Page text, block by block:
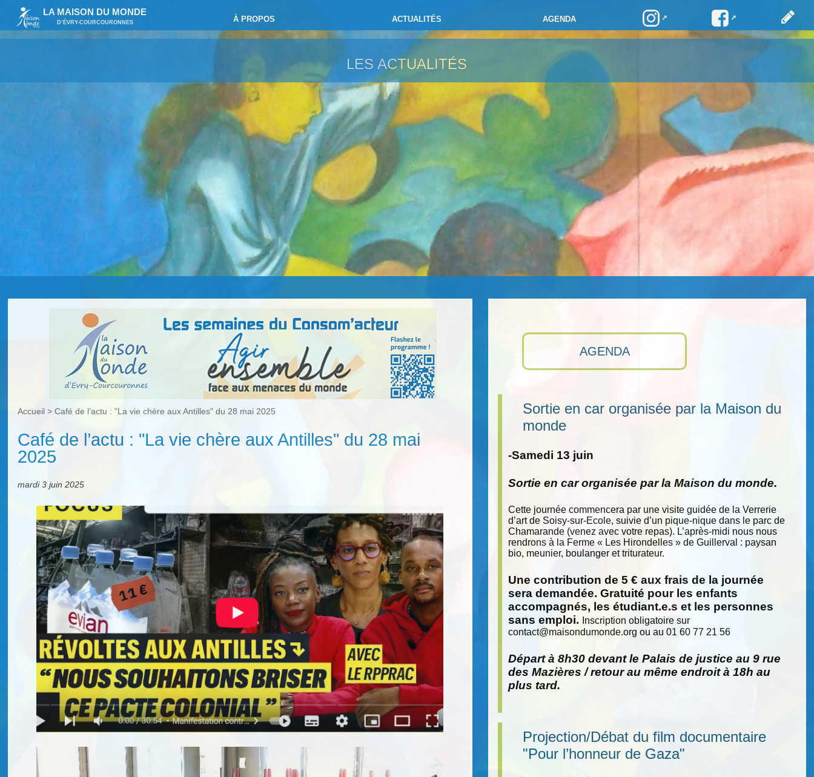
LA MAISON DU MONDE
D’ÉVRY-COURCOURONNES À PROPOS ACTUALITÉS AGENDA
LES ACTUALITÉS
AGENDA
Sortie en car organisée par la Maison du
monde
-Samedi 13 juin
Sortie en car organisée par la Maison du monde.
Cette journée commencera par une visite guidée de la Verrerie
d’art de Soisy-sur-Ecole, suivie d’un pique-nique dans le parc de
Chamarande (venez avec votre repas). L’après-midi nous nous
rendrons à la Ferme « Les Hirondelles » de Guillerval : paysan
bio, meunier, boulanger et triturateur.
Une contribution de 5 € aux frais de la journée
sera demandée. Gratuité pour les enfants
accompagnés, les étudiant.e.s et les personnes
sans emploi.
Inscription obligatoire sur
contact@maisondumonde.org ou au 01 60 77 21 56
Départ à 8h30 devant le Palais de justice au 9 rue
des Mazières / retour au même endroit à 18h au
plus tard.
Projection/Débat du film documentaire
"Pour l’honneur de Gaza"
Accueil >Café de l’actu : "La vie chère aux Antilles" du 28 mai 2025
Café de l’actu : "La vie chère aux Antilles" du 28 mai
2025
mardi 3 juin 2025